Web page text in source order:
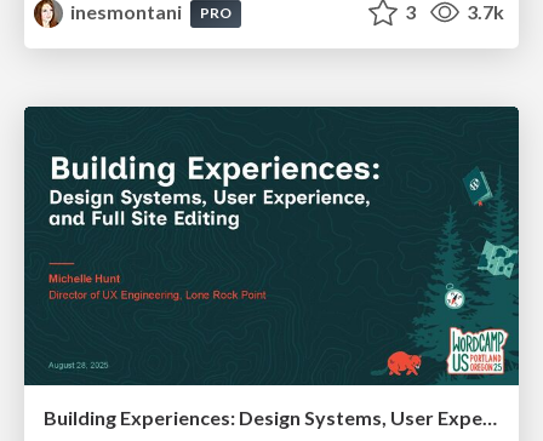
inesmontani
PRO 3 3.7k
Building Experiences: Design Systems, User Experience, and Full Site Editing